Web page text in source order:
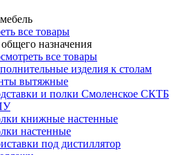
все товары
назначения
все товары
изделия к столам
вытяжные
и полки Смоленское СКТБ
книжные настенные
настенные
под дистиллятор